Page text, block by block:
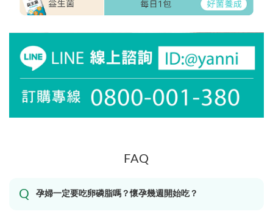
FAQ
孕婦一定要吃卵磷脂嗎？懷孕幾週開始吃？